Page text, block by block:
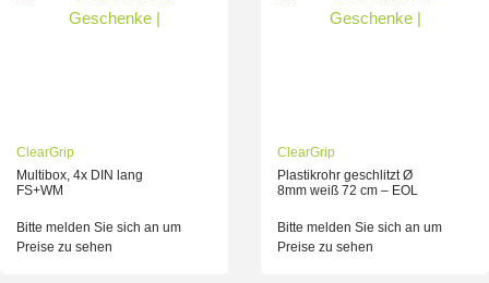
ClearGrip
Multibox, 4x DIN lang
FS+WM
Bitte melden Sie sich an um
Preise zu sehen
ClearGrip
Plastikrohr geschlitzt Ø
8mm weiß 72 cm – EOL
Bitte melden Sie sich an um
Preise zu sehen